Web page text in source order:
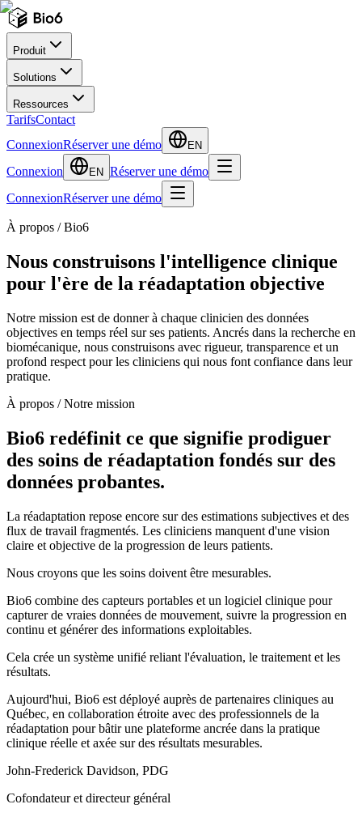
Produit
Solutions
Ressources
TarifsContact
ConnexionRéserver une démo EN
Connexion EN Réserver une démo
ConnexionRéserver une démo
À propos / Bio6
Nous construisons l'intelligence clinique
pour l'ère de la réadaptation objective
Notre mission est de donner à chaque clinicien des données
objectives en temps réel sur ses patients. Ancrés dans la recherche en
biomécanique, nous construisons avec rigueur, transparence et un
profond respect pour les cliniciens qui nous font confiance dans leur
pratique.
À propos / Notre mission
Bio6 redéfinit ce que signifie prodiguer
des soins de réadaptation fondés sur des
données probantes.
La réadaptation repose encore sur des estimations subjectives et des
flux de travail fragmentés. Les cliniciens manquent d'une vision
claire et objective de la progression de leurs patients.
Nous croyons que les soins doivent être mesurables.
Bio6 combine des capteurs portables et un logiciel clinique pour
capturer de vraies données de mouvement, suivre la progression en
continu et générer des informations exploitables.
Cela crée un système unifié reliant l'évaluation, le traitement et les
résultats.
Aujourd'hui, Bio6 est déployé auprès de partenaires cliniques au
Québec, en collaboration étroite avec des professionnels de la
réadaptation pour bâtir une plateforme ancrée dans la pratique
clinique réelle et axée sur des résultats mesurables.
John-Frederick Davidson, PDG
Cofondateur et directeur général